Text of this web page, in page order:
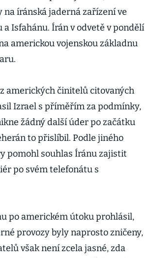
íránská jaderná zařízení ve
a Isfahánu. Írán v odvetě v pondělí
americkou vojenskou základnu
amerických činitelů citovaných
Izrael s příměřím za podmínky,
žádný další úder po začátku
to přislíbil. Podle jiného
pomohl souhlas Íránu zajistit
po svém telefonátu s
po americkém útoku prohlásil,
provozy byly naprosto zničeny,
však není zcela jasné, zda